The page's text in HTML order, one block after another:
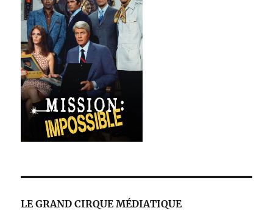
LE GRAND CIRQUE MÉDIATIQUE